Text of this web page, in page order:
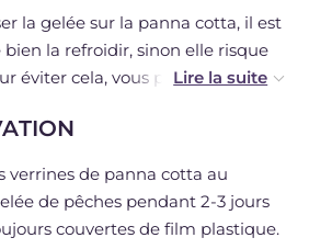
la gelée sur la panna cotta, il est
bien la refroidir, sinon elle risque
éviter cela, vous pouvez mettre
avec la gelée.
verrines de panna cotta au
de pêches pendant 2-3 jours
couvertes de film plastique.